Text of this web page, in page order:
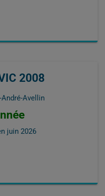
2008
Avellin
juin 2026